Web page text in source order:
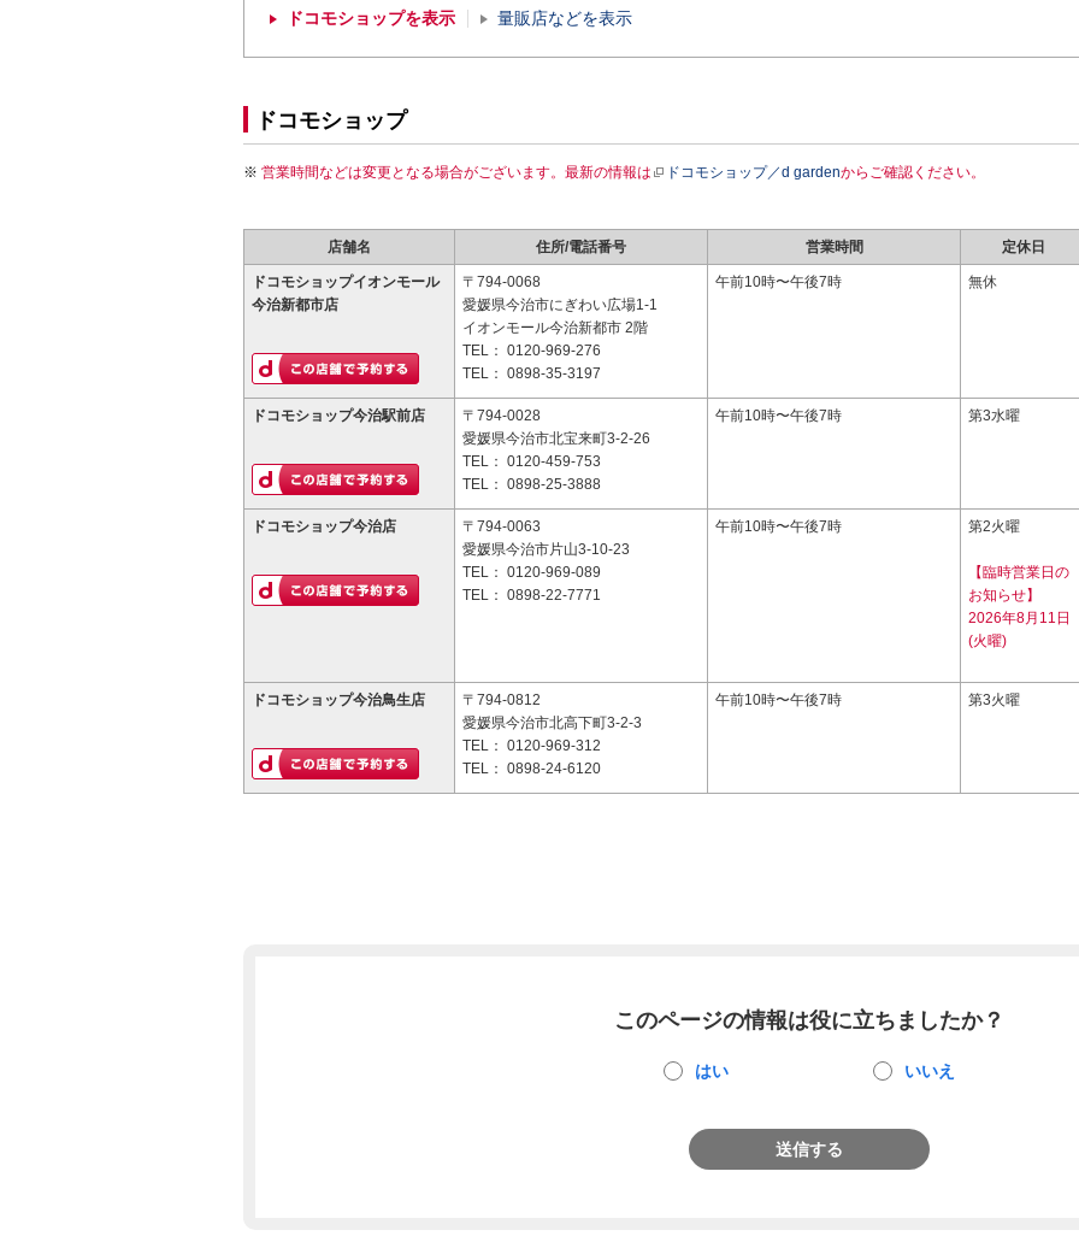
ドコモショップを表示 量販店などを表示
ドコモショップ
営業時間などは変更となる場合がございます。最新の情報は ドコモショップ／d gardenからご確認ください。
店舗名 住所/電話番号 営業時間 定休日
ドコモショップイオンモール
今治新都市店
〒794-0068
愛媛県今治市にぎわい広場1-1
イオンモール今治新都市 2階
TEL： 0120-969-276
TEL： 0898-35-3197
午前10時〜午後7時 無休
ドコモショップ今治駅前店
〒794-0028
愛媛県今治市北宝来町3-2-26
TEL： 0120-459-753
TEL： 0898-25-3888
午前10時〜午後7時 第3水曜
ドコモショップ今治店
〒794-0063
愛媛県今治市片山3-10-23
TEL： 0120-969-089
TEL： 0898-22-7771
午前10時〜午後7時 第2火曜
【臨時営業日の
お知らせ】
2026年8月11日
(火曜)
ドコモショップ今治鳥生店
〒794-0812
愛媛県今治市北高下町3-2-3
TEL： 0120-969-312
TEL： 0898-24-6120
午前10時〜午後7時 第3火曜
このページの情報は役に立ちましたか？
はい いいえ
送信する